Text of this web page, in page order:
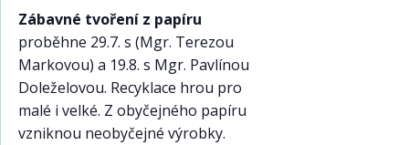
Zábavné tvoření z papíru
proběhne 29.7. s (Mgr. Terezou
Markovou) a 19.8. s Mgr. Pavlínou
Doleželovou. Recyklace hrou pro
malé i velké. Z obyčejného papíru
vzniknou neobyčejné výrobky.